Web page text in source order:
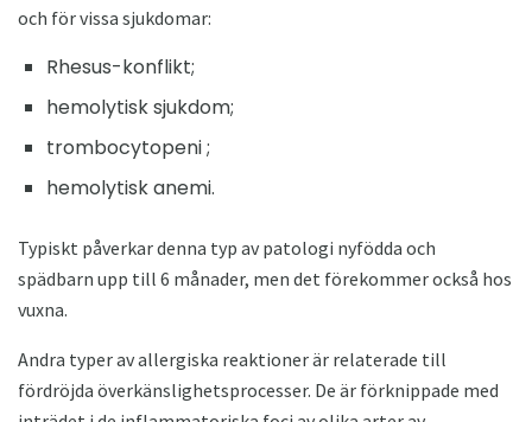
och för vissa sjukdomar:
Rhesus-konflikt;
hemolytisk sjukdom;
trombocytopeni ;
hemolytisk anemi.
Typiskt påverkar denna typ av patologi nyfödda och
spädbarn upp till 6 månader, men det förekommer också hos
vuxna.
Andra typer av allergiska reaktioner är relaterade till
fördröjda överkänslighetsprocesser. De är förknippade med